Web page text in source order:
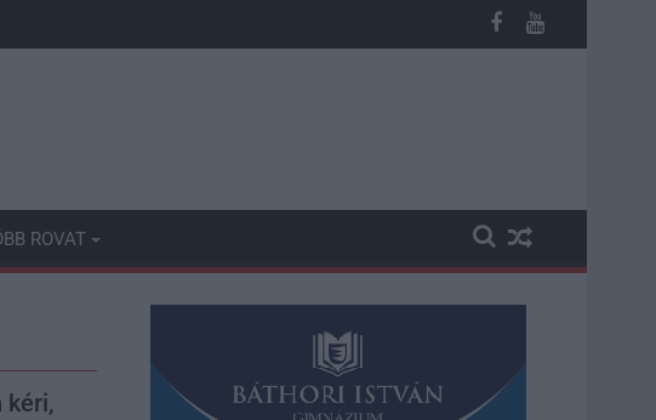
kapott, más fideszesek még kevesebbet vittek haza
ROVAT
kéri,